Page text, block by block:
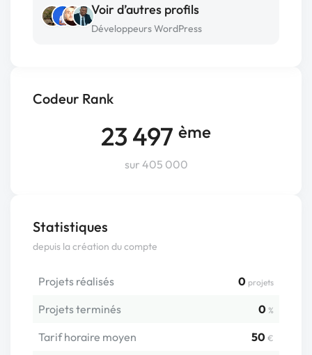
Codeur Rank
23 497 ème
sur 405 000
Statistiques
depuis la création du compte
Projets réalisés 0 projets
Projets terminés 0 %
Tarif horaire moyen 50 €
Voir d’autres profils
Développeurs WordPress